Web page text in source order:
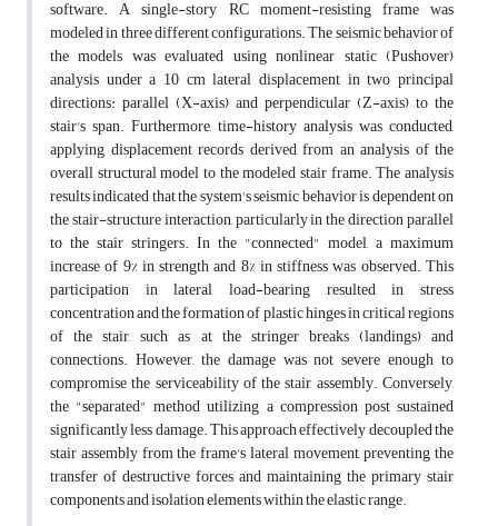
software. A single-story RC moment-resisting frame was
modeled in three different configurations. The seismic behavior of
the models was evaluated using nonlinear static (Pushover)
analysis under a 10 cm lateral displacement in two principal
directions: parallel (X-axis) and perpendicular (Z-axis) to the
stair's span. Furthermore, time-history analysis was conducted,
applying displacement records derived from an analysis of the
overall structural model to the modeled stair frame. The analysis
results indicated that the system's seismic behavior is dependent on
the stair-structure interaction, particularly in the direction parallel
to the stair stringers. In the "connected" model, a maximum
increase of 9% in strength and 8% in stiffness was observed. This
participation in lateral load-bearing resulted in stress
concentration and the formation of plastic hinges in critical regions
of the stair, such as at the stringer breaks (landings) and
connections. However, the damage was not severe enough to
compromise the serviceability of the stair assembly. Conversely,
the "separated" method utilizing a compression post sustained
significantly less damage. This approach effectively decoupled the
stair assembly from the frame's lateral movement, preventing the
transfer of destructive forces and maintaining the primary stair
components and isolation elements within the elastic range.